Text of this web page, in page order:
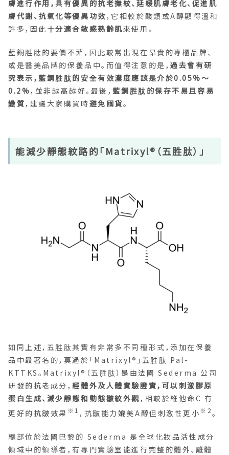
膚進行作用，具有優異的抗老撫紋、延緩肌膚老化、促進肌
膚代謝、抗氧化等優異功效，它相較於酸類或A醇顯得溫和
許多，因此 十分適合敏感熟齡肌來使用。
藍銅胜肽的要價不菲，因此較常出現在昂貴的專櫃品牌、
或是醫美品牌的保養品中。而值得注意的是，過去曾有研
究表示，藍銅胜肽的安全有效濃度應該是介於0.05%～
0.2%，並非越高越好。最後，藍銅胜肽的保存不易且容易
變質，建議大家購買時避免囤貨。
能減少靜態紋路的「Matrixyl®（五胜肽）」
如同上述，五胜肽其實有非常多不同種形式，添加在保養
品中最著名的，莫過於「Matrixyl®」五胜肽 Pal-
KTTKS。Matrixyl®（五胜肽）是由法國 Sederma 公司
研發的抗老成分，經體外及人體實驗證實，可以刺激膠原
蛋白生成、減少靜態和動態皺紋外觀，相較於維他命C 有
更好的抗皺效果 ※1 ，抗皺能力媲美A醇但刺激性更小※2。
總部位於法國巴黎的 Sederma 是全球化妝品活性成分
領域中的領導者，有專門實驗室能進行完整的體外、離體